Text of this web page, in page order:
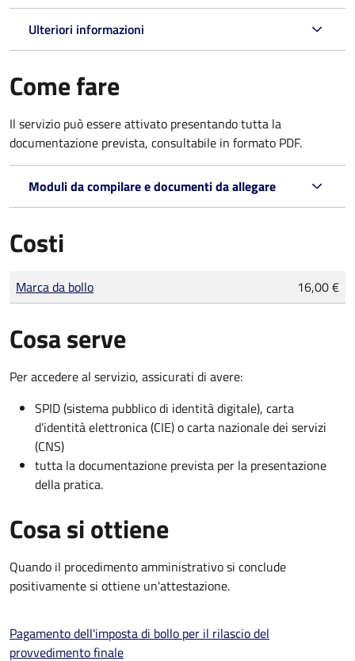
Ulteriori informazioni
Come fare
Il servizio può essere attivato presentando tutta la
documentazione prevista, consultabile in formato PDF.
Moduli da compilare e documenti da allegare
Costi
Tipo di pagamento
Importo
Marca da bollo 16,00 €
Cosa serve
Per accedere al servizio, assicurati di avere:
SPID (sistema pubblico di identità digitale), carta
d’identità elettronica (CIE) o carta nazionale dei servizi
(CNS)
tutta la documentazione prevista per la presentazione
della pratica.
Cosa si ottiene
Quando il procedimento amministrativo si conclude
positivamente si ottiene un'attestazione.
Pagamento dell'imposta di bollo per il rilascio del
provvedimento finale